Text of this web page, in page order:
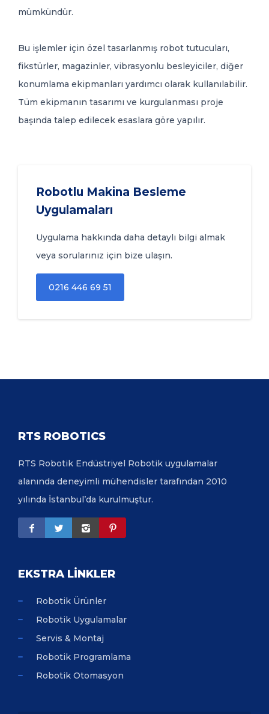
mümkündür.
Bu işlemler için özel tasarlanmış robot tutucuları,
fikstürler, magazinler, vibrasyonlu besleyiciler, diğer
konumlama ekipmanları yardımcı olarak kullanılabilir.
Tüm ekipmanın tasarımı ve kurgulanması proje
başında talep edilecek esaslara göre yapılır.
Robotlu Makina Besleme
Uygulamaları
Uygulama hakkında daha detaylı bilgi almak
veya sorularınız için bize ulaşın.
0216 446 69 51
RTS ROBOTICS
RTS Robotik Endüstriyel Robotik uygulamalar
alanında deneyimli mühendisler tarafından 2010
yılında İstanbul’da kurulmuştur.
EKSTRA LİNKLER
Robotik Ürünler
Robotik Uygulamalar
Servis & Montaj
Robotik Programlama
Robotik Otomasyon